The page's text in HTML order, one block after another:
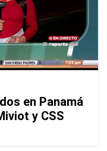
en Panamá
y CSS